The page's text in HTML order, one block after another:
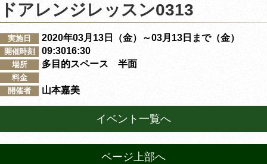
ドアレンジレッスン0313
実施日 2020年03月13日（金）～03月13日まで（金）
開催時刻 09:3016:30
場所 多目的スペース 半面
料金
開催者
山本嘉美
イベント一覧へ
ページ上部へ